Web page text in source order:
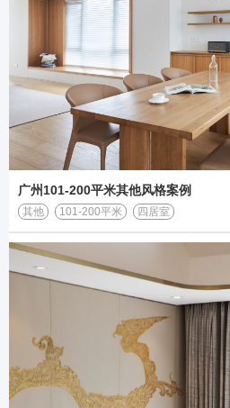
广州101-200平米其他风格案例
其他 101-200平米 四居室